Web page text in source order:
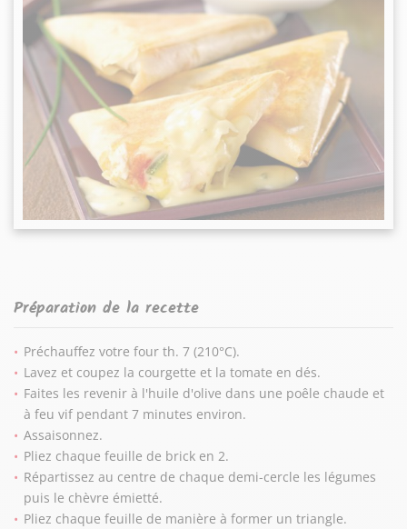
Préparation de la recette
Préchauffez votre four th. 7 (210°C).
Lavez et coupez la courgette et la tomate en dés.
Faites les revenir à l'huile d'olive dans une poêle chaude et
à feu vif pendant 7 minutes environ.
Assaisonnez.
Pliez chaque feuille de brick en 2.
Répartissez au centre de chaque demi-cercle les légumes
puis le chèvre émietté.
Pliez chaque feuille de manière à former un triangle.